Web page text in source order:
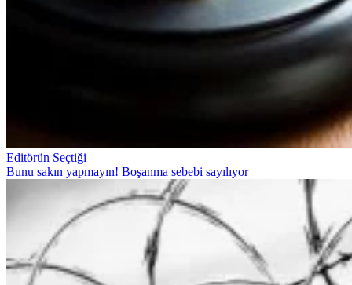
Editörün Seçtiği
Bunu sakın yapmayın! Boşanma sebebi sayılıyor